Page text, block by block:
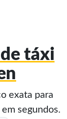
táxi
exata para
segundos.